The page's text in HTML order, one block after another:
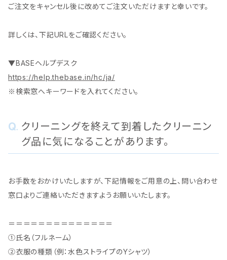
ご注文をキャンセル後に改めてご注文いただけますと幸いです。
詳しくは、下記URLをご確認ください。
▼BASEヘルプデスク
https://help.thebase.in/hc/ja/
※検索窓へキーワードを入れてください。
クリーニングを終えて到着したクリーニン
グ品に気になることがあります。
お手数をおかけいたしますが、下記情報をご用意の上、問い合わせ
窓口よりご連絡いただきますようお願いいたします。
＝＝＝＝＝＝＝＝＝＝＝＝＝＝
①氏名（フルネーム）
②衣服の種類（例：水色ストライプのYシャツ）